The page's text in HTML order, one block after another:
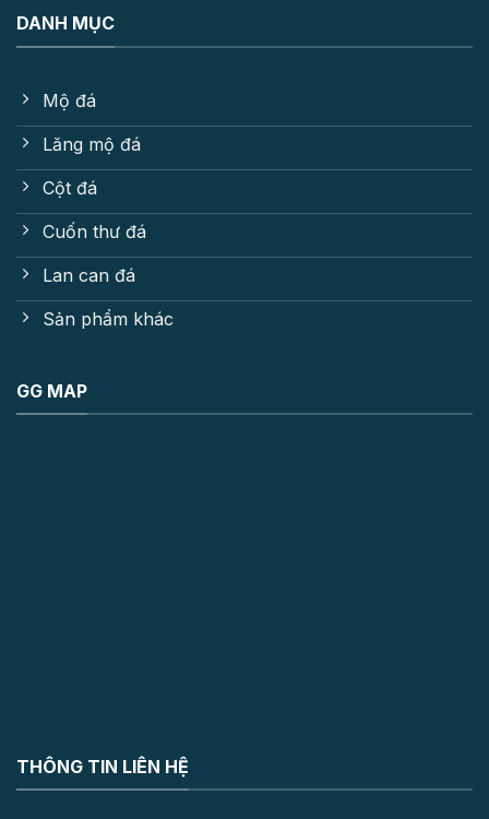
DANH MỤC
Mộ đá
Lăng mộ đá
Cột đá
Cuốn thư đá
Lan can đá
Sản phẩm khác
GG MAP
THÔNG TIN LIÊN HỆ